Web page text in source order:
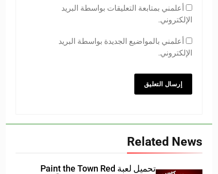
أعلمني بمتابعة التعليقات بواسطة البريد
الإلكتروني.
أعلمني بالمواضيع الجديدة بواسطة البريد
الإلكتروني.
Related News
تحميل لعبة Paint the Town Red